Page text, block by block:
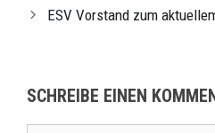
ESV Vorstand zum
SCHREIBE EINEN